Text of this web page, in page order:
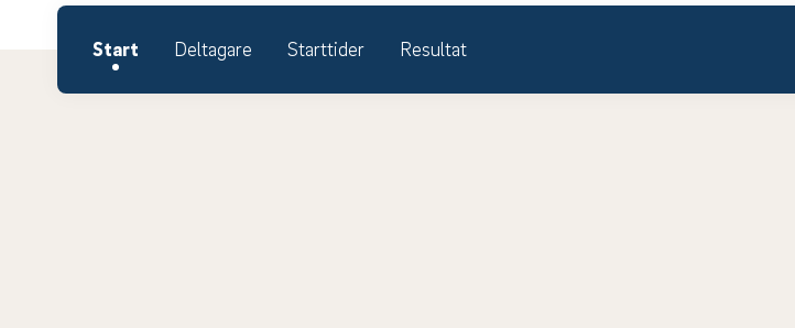
Start Deltagare Starttider Resultat